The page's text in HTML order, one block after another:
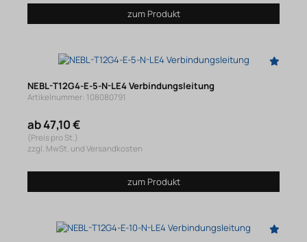
zum Produkt
NEBL-T12G4-E-5-N-LE4 Verbindungsleitung
Artikelnummer: 108080791
ab 47,10 €
(Preis pro St.)
zzgl. MwSt. und Versandkosten
zum Produkt